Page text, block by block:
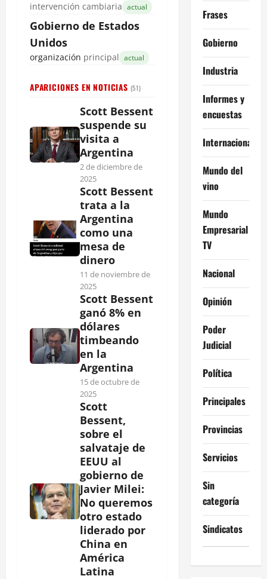
intervención cambiaria actual
Gobierno de Estados
Unidos
organización principal actual
APARICIONES EN NOTICIAS (51)
Scott Bessent
suspende su
visita a
Argentina
2 de diciembre de
2025
Scott Bessent
trata a la
Argentina
como una
mesa de
dinero
11 de noviembre de
2025
Scott Bessent
ganó 8% en
dólares
timbeando
en la
Argentina
15 de octubre de
2025
Scott
Bessent,
sobre el
salvataje de
EEUU al
gobierno de
Javier Milei:
No queremos
otro estado
liderado por
China en
América
Latina
Frases
Gobierno
Industria
Informes y
encuestas
Internacional
Mundo del
vino
Mundo
Empresarial
TV
Nacional
Opinión
Poder
Judicial
Política
Principales
Provincias
Servicios
Sin
categoría
Sindicatos